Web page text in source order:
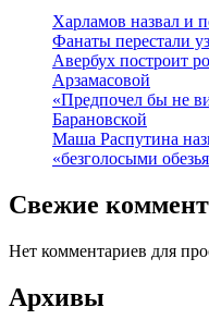
Харламов назвал и
Фанаты перестали
Авербух построит
Арзамасовой
«Предпочел бы не
Барановской
Маша Распутина
«безголосыми
Свежие
Нет комментариев для
Архивы